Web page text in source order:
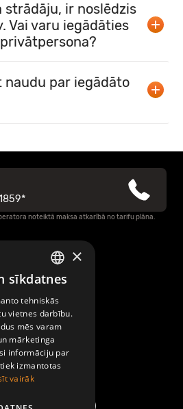
strādāju, ir noslēdzis
Vai varu iegādāties
naudu par iegādāto
noteiktā maksa atkarībā no tarifu plāna.
Par Mobilly
un līgumi
Kontakti
LATVIAN
ENGLISH
×
sīkdatnes
tehniskās
vietnes darbību.
mēs varam
mārketinga
informāciju par
izmantotas
vairāk